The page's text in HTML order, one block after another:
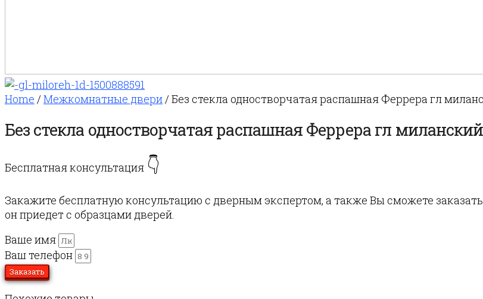
Home /Межкомнатные двери/ Без стекла одностворчатая распашная Феррера гл
Без стекла одностворчатая распашная Феррера гл
Бесплатная консультация 👇
Закажите бесплатную консультацию с дверным экспертом, а также Вы сможете
он приедет с образцами дверей.
Ваше имя
Ваш телефон
Заказать